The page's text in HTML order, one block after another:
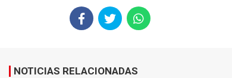
NOTICIAS RELACIONADAS